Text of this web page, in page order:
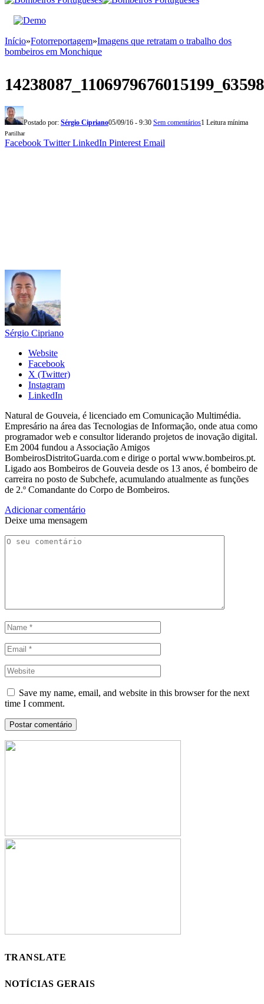
Início»Fotorreportagem»Imagens que retratam o trabalho dos
bombeiros em Monchique
Postado por: Sérgio Cipriano05/09/16 - 9:30 Sem comentários1 Leitura mínima
Partilhar
Facebook Twitter LinkedIn Pinterest Email
Sérgio Cipriano
Website
Facebook
X (Twitter)
Instagram
LinkedIn
Natural de Gouveia, é licenciado em Comunicação Multimédia.
Empresário na área das Tecnologias de Informação, onde atua como
programador web e consultor liderando projetos de inovação digital.
Em 2004 fundou a Associação Amigos
BombeirosDistritoGuarda.com e dirige o portal www.bombeiros.pt.
Ligado aos Bombeiros de Gouveia desde os 13 anos, é bombeiro de
carreira no posto de Subchefe, acumulando atualmente as funções
de 2.º Comandante do Corpo de Bombeiros.
Adicionar comentário
Deixe uma mensagem
Save my name, email, and website in this browser for the next
time I comment.
TRANSLATE
NOTÍCIAS GERAIS